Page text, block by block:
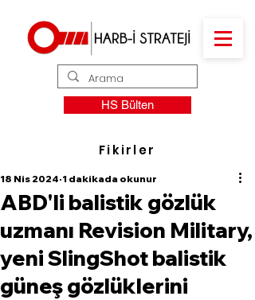
HS Bülten
Fikirler
ABD'li balistik gözlük
uzmanı Revision Military,
yeni SlingShot balistik
güneş gözlüklerini
18 Nis 2024 1 dakikada okunur